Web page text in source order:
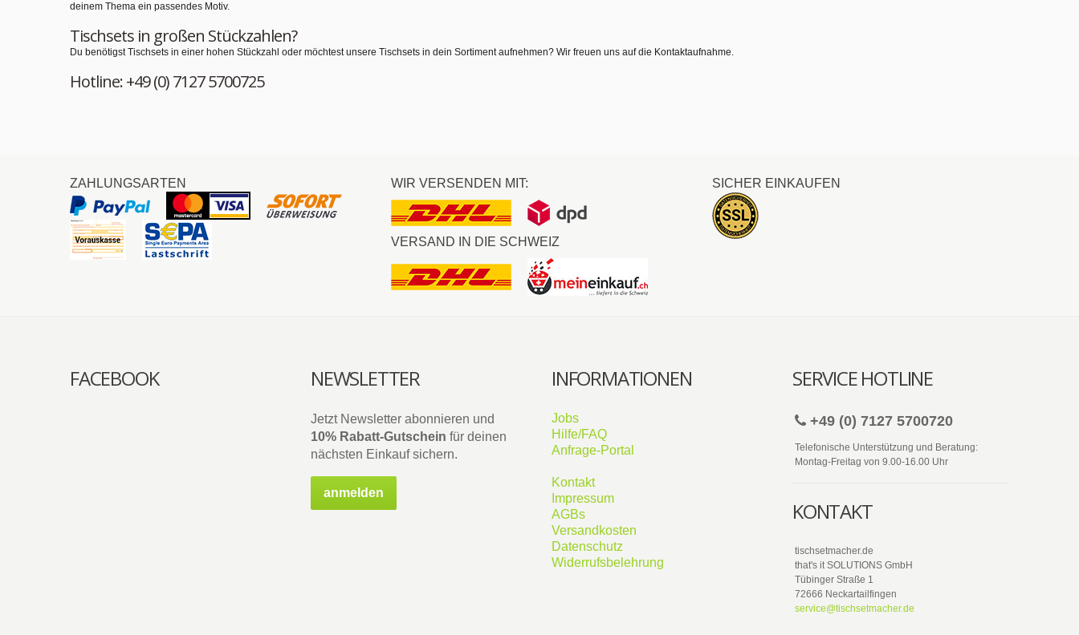
deinem Thema ein passendes Motiv.
Tischsets in großen Stückzahlen?
Du benötigst Tischsets in einer hohen Stückzahl oder möchtest unsere Tischsets in dein Sortiment aufnehmen? Wir freuen uns auf die Kontaktaufnahme.
Hotline: +49 (0) 7127 5700725
ZAHLUNGSARTEN WIR VERSENDEN MIT:
VERSAND IN DIE SCHWEIZ
SICHER EINKAUFEN
FACEBOOK NEWSLETTER
Jetzt Newsletter abonnieren und
10% Rabatt-Gutschein für deinen
nächsten Einkauf sichern.
anmelden
INFORMATIONEN
Jobs
Hilfe/FAQ
Anfrage-Portal
Kontakt
Impressum
AGBs
Versandkosten
Datenschutz
Widerrufsbelehrung
SERVICE HOTLINE
+49 (0) 7127 5700720
Telefonische Unterstützung und Beratung:
Montag-Freitag von 9.00-16.00 Uhr
KONTAKT
tischsetmacher.de
that's it SOLUTIONS GmbH
Tübinger Straße 1
72666 Neckartailfingen
service@tischsetmacher.de